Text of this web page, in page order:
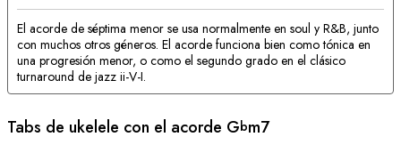
El acorde de séptima menor se usa normalmente en soul y R&B, junto
con muchos otros géneros. El acorde funciona bien como tónica en
una progresión menor, o como el segundo grado en el clásico
turnaround de jazz ii-V-I.
Tabs de ukelele con el acorde Gbm7